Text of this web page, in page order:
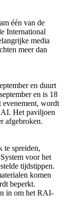
één van de
International
media
meer dan
en duurt
en is 18
evenement, wordt
Het paviljoen
afgebroken.
te spreiden,
voor het
tijdstippen.
komen
beperkt.
in om het RAI-